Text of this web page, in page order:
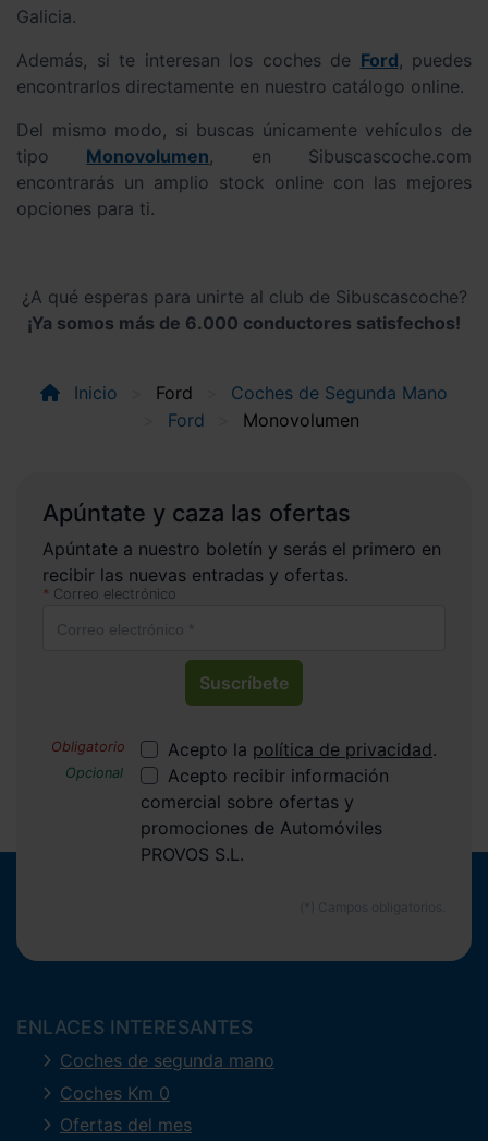
Galicia.
Además, si te interesan los coches de Ford, puedes
encontrarlos directamente en nuestro catálogo online.
Del mismo modo, si buscas únicamente vehículos de
tipo Monovolumen, en Sibuscascoche.com
encontrarás un amplio stock online con las mejores
opciones para ti.
¿A qué esperas para unirte al club de Sibuscascoche?
¡Ya somos más de 6.000 conductores satisfechos!
Inicio Ford
Coches de Segunda Mano
Ford
Monovolumen
Apúntate y caza las ofertas
Apúntate a nuestro boletín y serás el primero en
recibir las nuevas entradas y ofertas.
Correo electrónico
Suscríbete
Acepto la política de privacidad.
Acepto recibir información
comercial sobre ofertas y
promociones de Automóviles
PROVOS S.L.
ENLACES INTERESANTES
Coches de segunda mano
Coches Km 0
Ofertas del mes